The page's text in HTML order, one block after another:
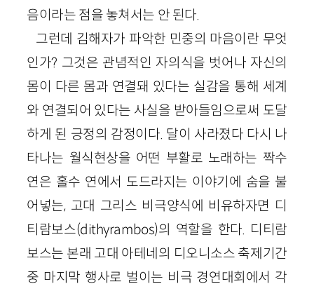
음이라는 점을 놓쳐서는 안 된다.
그런데 김해자가 파악한 민중의 마음이란 무엇
인가? 그것은 관념적인 자의식을 벗어나 자신의
몸이 다른 몸과 연결돼 있다는 실감을 통해 세계
와 연결되어 있다는 사실을 받아들임으로써 도달
하게 된 긍정의 감정이다. 달이 사라졌다 다시 나
타나는 월식현상을 어떤 부활로 노래하는 짝수
연은 홀수 연에서 도드라지는 이야기에 숨을 불
어넣는, 고대 그리스 비극양식에 비유하자면 디
티람보스(dithyrambos)의 역할을 한다. 디티람
보스는 본래 고대 아테네의 디오니소스 축제기간
중 마지막 행사로 벌이는 비극 경연대회에서 각